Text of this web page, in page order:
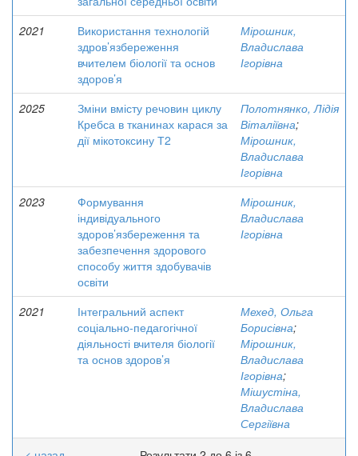
2021
Використання технологій
здров’язбереження
вчителем біології та основ
здоров’я
Мірошник,
Владислава
Ігорівна
2025
Зміни вмісту речовин циклу
Кребса в тканинах карася за
дії мікотоксину Т2
Полотнянко, Лідія
Віталіївна;
Мірошник,
Владислава
Ігорівна
2023
Формування
індивідуального
здоров’язбереження та
забезпечення здорового
способу життя здобувачів
освіти
Мірошник,
Владислава
Ігорівна
2021
Інтегральний аспект
соціально-педагогічної
діяльності вчителя біології
та основ здоров’я
Мехед, Ольга
Борисівна;
Мірошник,
Владислава
Ігорівна;
Мішустіна,
Владислава
Сергіївна